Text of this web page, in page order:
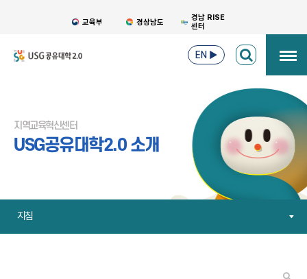
교육부 경상남도
경남 RISE
센터
EN ▶
지역교육혁신센터
USG공유대학2.0 소개
지침